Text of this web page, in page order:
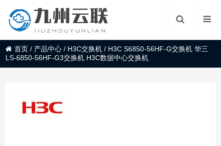
首页 / 产品中心 / H3C交换机 / H3C S6850-56HF-G交换机 华三
LS-6850-56HF-G3交换机 H3C数据中心交换机